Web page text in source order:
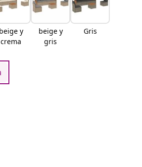
beige y
crema
beige y
gris
Gris